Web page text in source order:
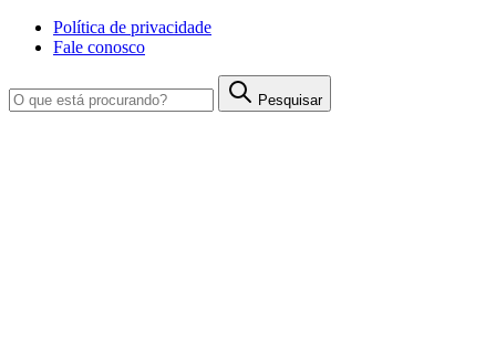
Política de privacidade
Fale conosco
Pesquisar